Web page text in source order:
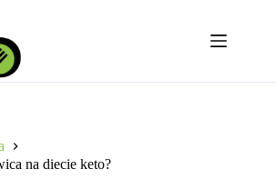
na diecie keto?